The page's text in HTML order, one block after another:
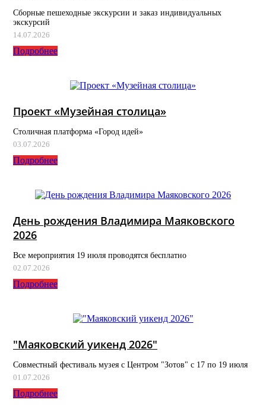
Сборные пешеходные экскурсии и заказ индивидуальных
экскурсий
14.07.2026
Подробнее
Проект «Музейная столица»
Столичная платформа «Город идей»
03.07.2026
Подробнее
День рождения Владимира Маяковского
2026
Все мероприятия 19 июля проводятся бесплатно
02.07.2026
Подробнее
"Маяковский уикенд 2026"
Совместный фестиваль музея с Центром "Зотов" с 17 по 19 июля
01.07.2026
Подробнее